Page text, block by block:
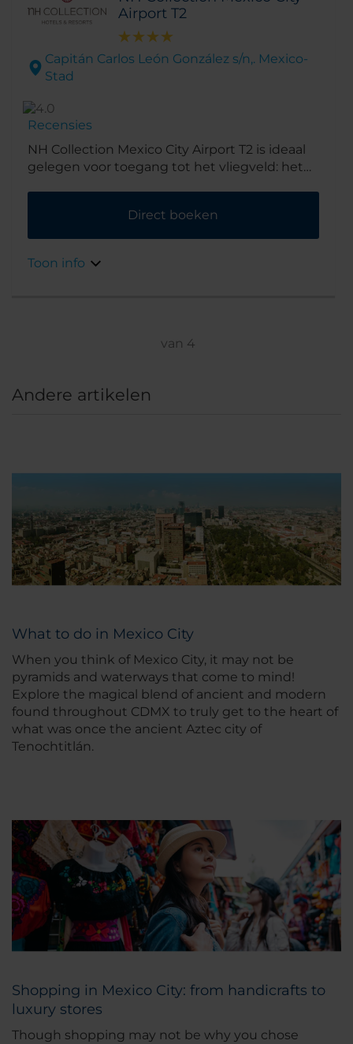
Airport T2
Capitán Carlos León González s/n,. Mexico-
Stad
Recensies
NH Collection Mexico City Airport T2 is ideaal
gelegen voor toegang tot het vliegveld: het
in Mexico-Stad. Vanuit de internationale
aankomsthal neemt u gewoon de lift. Het
gebouwd rond een binnenplaats. Met de taxi
Direct boeken
Toon info
van 4
Andere artikelen
What to do in Mexico City
When you think of Mexico City, it may not be
pyramids and waterways that come to mind!
Explore the magical blend of ancient and modern
found throughout CDMX to truly get to the heart of
what was once the ancient Aztec city of
Tenochtitlán.
Shopping in Mexico City: from handicrafts to
luxury stores
Though shopping may not be why you chose